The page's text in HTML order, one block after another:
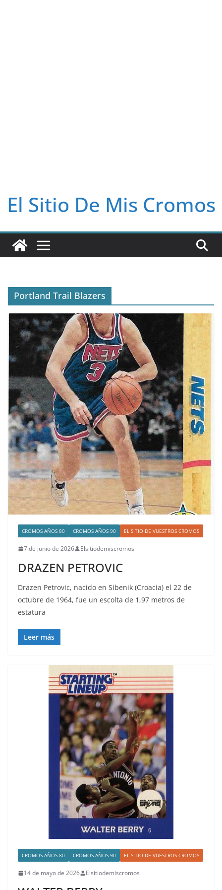
El Sitio De Mis Cromos
Portland Trail Blazers
CROMOS AÑOS 80 CROMOS AÑOS 90 EL SITIO DE VUESTROS CROMOS
7 de junio de 2026 Elsitiodemiscromos
DRAZEN PETROVIC
Drazen Petrovic, nacido en Sibenik (Croacia) el 22 de
octubre de 1964, fue un escolta de 1,97 metros de
estatura
Leer más
CROMOS AÑOS 80 CROMOS AÑOS 90 EL SITIO DE VUESTROS CROMOS
14 de mayo de 2026 Elsitiodemiscromos